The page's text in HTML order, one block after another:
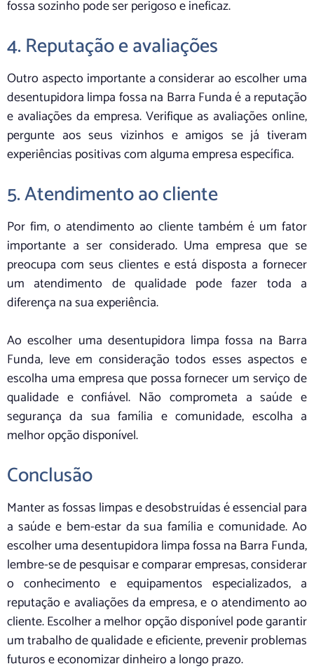
fossa sozinho pode ser perigoso e ineficaz.
4. Reputação e avaliações
Outro aspecto importante a considerar ao escolher uma
desentupidora limpa fossa na Barra Funda é a reputação
e avaliações da empresa. Verifique as avaliações online,
pergunte aos seus vizinhos e amigos se já tiveram
experiências positivas com alguma empresa específica.
5. Atendimento ao cliente
Por fim, o atendimento ao cliente também é um fator
importante a ser considerado. Uma empresa que se
preocupa com seus clientes e está disposta a fornecer
um atendimento de qualidade pode fazer toda a
diferença na sua experiência.
Ao escolher uma desentupidora limpa fossa na Barra
Funda, leve em consideração todos esses aspectos e
escolha uma empresa que possa fornecer um serviço de
qualidade e confiável. Não comprometa a saúde e
segurança da sua família e comunidade, escolha a
melhor opção disponível.
Conclusão
Manter as fossas limpas e desobstruídas é essencial para
a saúde e bem-estar da sua família e comunidade. Ao
escolher uma desentupidora limpa fossa na Barra Funda,
lembre-se de pesquisar e comparar empresas, considerar
o conhecimento e equipamentos especializados, a
reputação e avaliações da empresa, e o atendimento ao
cliente. Escolher a melhor opção disponível pode garantir
um trabalho de qualidade e eficiente, prevenir problemas
futuros e economizar dinheiro a longo prazo.